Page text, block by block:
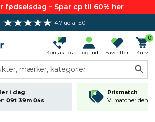
fødselsdag – Spar op til 60% her
4.7 ud af 5.0
Kontakt os Log ind Favoritter
0
Kurv
mærker, kategorier
i dag
09t 39m 04s
Prismatch
Vi matcher den